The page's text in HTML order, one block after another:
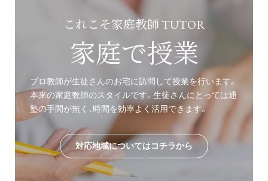
これこそ家庭教師 TUTOR
家庭で授業
プロ教師が生徒さんのお宅に訪問して授業を行います。
本来の家庭教師のスタイルです。生徒さんにとっては通
塾の手間が無く、時間を効率よく活用できます。
対応地域についてはコチラから